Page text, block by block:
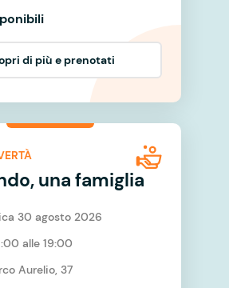
di più e prenotati
una famiglia
30 agosto 2026
alle 19:00
Aurelio, 37